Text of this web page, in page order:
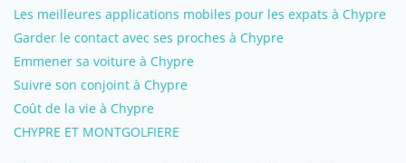
Les meilleures applications mobiles pour les expats à Chypre
Garder le contact avec ses proches à Chypre
Emmener sa voiture à Chypre
Suivre son conjoint à Chypre
Coût de la vie à Chypre
CHYPRE ET MONTGOLFIERE